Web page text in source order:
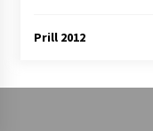
Prill 2012